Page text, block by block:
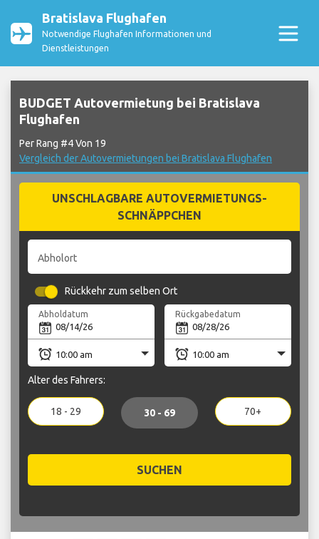
Bratislava Flughafen
Notwendige Flughafen Informationen und
Dienstleistungen
BUDGET Autovermietung bei Bratislava
Flughafen
Per Rang #4 Von 19
Vergleich der Autovermietungen bei Bratislava Flughafen
UNSCHLAGBARE AUTOVERMIETUNGS-
SCHNÄPPCHEN
Abholort
Rückkehr zum selben Ort
Abholdatum Rückgabedatum
Alter des Fahrers:
18 - 29 30 - 69 70+
SUCHEN